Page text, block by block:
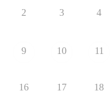
2 3 4
9 10 11
16 17 18